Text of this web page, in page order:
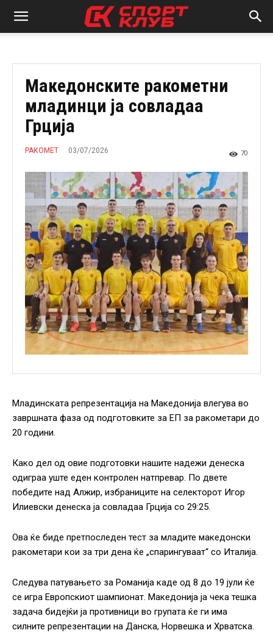
Македонските ракометни
младинци ја совладаа
Грција
РАКОМЕТ 03/07/2026 70
Младинската репрезентација на Македонија влегува во
завршната фаза од подготовките за ЕП за ракометари до
20 години.
Како дел од овие подготовки нашите надежи денеска
одиграа уште еден контролен натпревар. По двете
победите над Алжир, избраниците на селекторот Игор
Илиевски денеска ја совладаа Грција со 29:25.
Ова ќе биде претпоследен тест за младите македонски
ракометари кои за три дена ќе „спарингуваат“ со Италија.
Следува патувањето за Романија каде од 8 до 19 јули ќе
се игра Европскиот шампионат. Македонија ја чека тешка
задача бидејќи ја противници во групата ќе ги има
силните репрезентации на Данска, Норвешка и Хрватска.